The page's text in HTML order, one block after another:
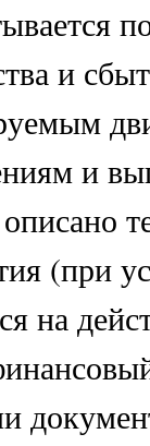
и
и
(при
на